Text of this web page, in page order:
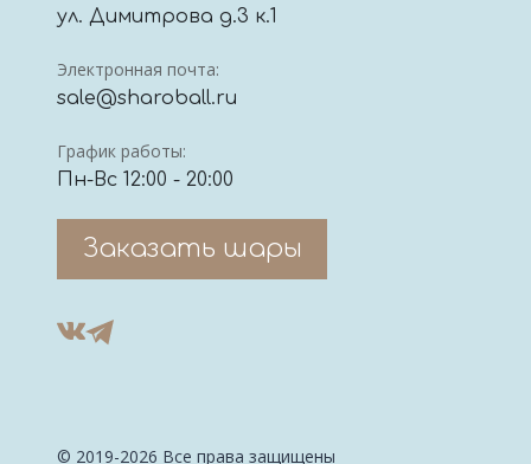
ул. Димитрова д.3 к.1
Электронная почта:
sale@sharoball.ru
График работы:
Пн-Вс 12:00 - 20:00
Заказать шары
© 2019-2026 Все права защищены